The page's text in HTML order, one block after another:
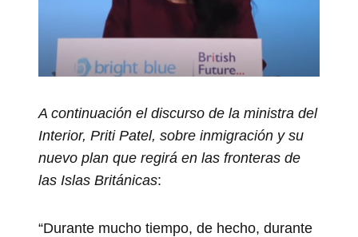
A continuación el discurso de la ministra del
Interior, Priti Patel, sobre inmigración y su
nuevo plan que regirá en las fronteras de
las Islas Británicas:
“Durante mucho tiempo, de hecho, durante